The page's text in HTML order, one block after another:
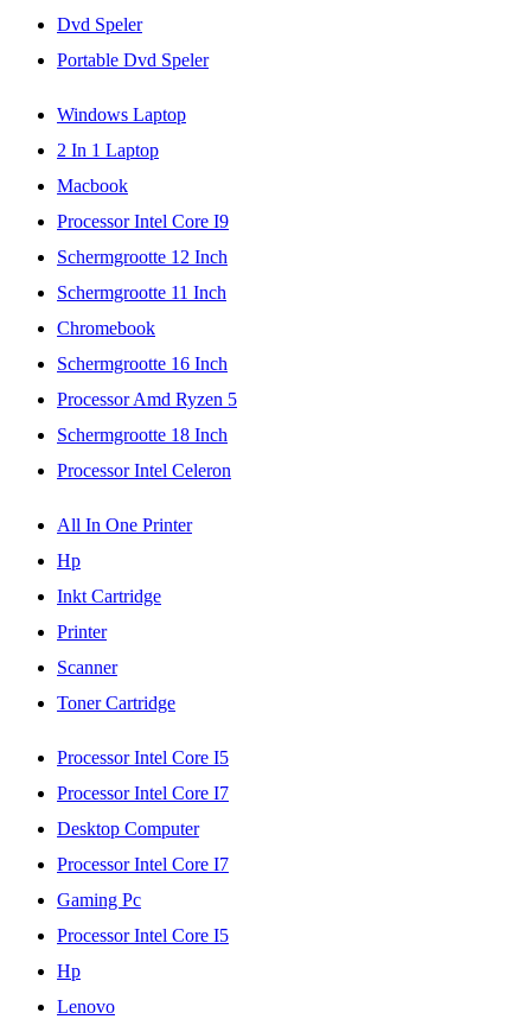
Dvd Speler
Portable Dvd Speler
Windows Laptop
2 In 1 Laptop
Macbook
Processor Intel Core I9
Schermgrootte 12 Inch
Schermgrootte 11 Inch
Chromebook
Schermgrootte 16 Inch
Processor Amd Ryzen 5
Schermgrootte 18 Inch
Processor Intel Celeron
All In One Printer
Hp
Inkt Cartridge
Printer
Scanner
Toner Cartridge
Processor Intel Core I5
Processor Intel Core I7
Desktop Computer
Processor Intel Core I7
Gaming Pc
Processor Intel Core I5
Hp
Lenovo